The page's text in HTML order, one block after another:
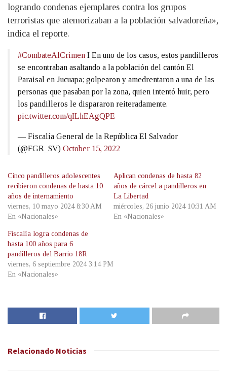
logrando condenas ejemplares contra los grupos
terroristas que atemorizaban a la población salvadoreña»,
indica el reporte.
#CombateAlCrimen I En uno de los casos, estos pandilleros
se encontraban asaltando a la población del cantón El
Paraisal en Jucuapa; golpearon y amedrentaron a una de las
personas que pasaban por la zona, quien intentó huir, pero
los pandilleros le dispararon reiteradamente.
pic.twitter.com/qILhEAgQPE
— Fiscalía General de la República El Salvador
(@FGR_SV) October 15, 2022
Cinco pandilleros adolescentes
recibieron condenas de hasta 10
años de internamiento
viernes, 10 mayo 2024 8:30 AM
En «Nacionales»
Aplican condenas de hasta 82
años de cárcel a pandilleros en
La Libertad
miércoles, 26 junio 2024 10:31 AM
En «Nacionales»
Fiscalía logra condenas de
hasta 100 años para 6
pandilleros del Barrio 18R
viernes, 6 septiembre 2024 3:14 PM
En «Nacionales»
Relacionado Noticias